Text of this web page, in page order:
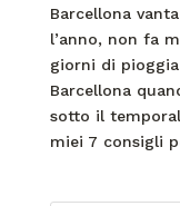
Barcellona
l’anno, non fa
giorni di
Barcellona
sotto il
miei 7 consigli